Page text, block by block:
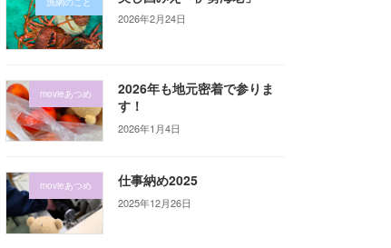
2026年2月24日
movieあつめ
2026年も地元密着で参りま
す！
2026年1月4日
movieあつめ 仕事納め2025
2025年12月26日